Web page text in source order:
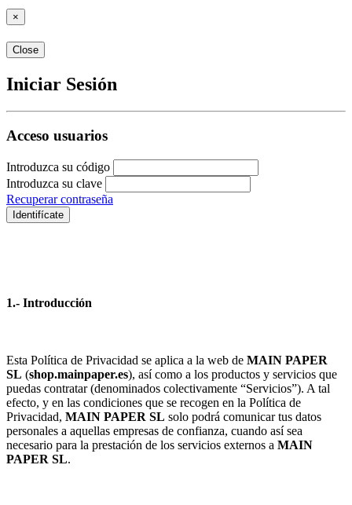
×
Close
Iniciar Sesión
Acceso usuarios
Introduzca su código
Introduzca su clave
Recuperar contraseña
Identifícate
1.- Introducción
Esta Política de Privacidad se aplica a la web de MAIN PAPER
SL (shop.mainpaper.es), así como a los productos y servicios que
puedas contratar (denominados colectivamente “Servicios”). A tal
efecto, y en las condiciones que se recogen en la Política de
Privacidad, MAIN PAPER SL solo podrá comunicar tus datos
personales a aquellas empresas de confianza, cuando así sea
necesario para la prestación de los servicios externos a MAIN
PAPER SL.